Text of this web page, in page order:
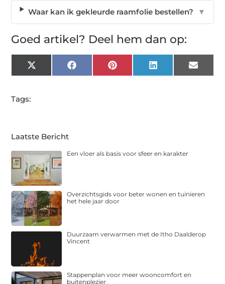
Waar kan ik gekleurde raamfolie bestellen? ▼
Goed artikel? Deel hem dan op:
X
(Twitter)
FacebookPinterest LinkedIn Email
Tags:
Laatste Bericht
Een vloer als basis voor sfeer en karakter
Overzichtsgids voor beter wonen en tuinieren
het hele jaar door
Duurzaam verwarmen met de Itho Daalderop
Vincent
Stappenplan voor meer wooncomfort en
buitenplezier